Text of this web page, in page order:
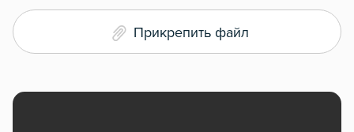
Прикрепить файл